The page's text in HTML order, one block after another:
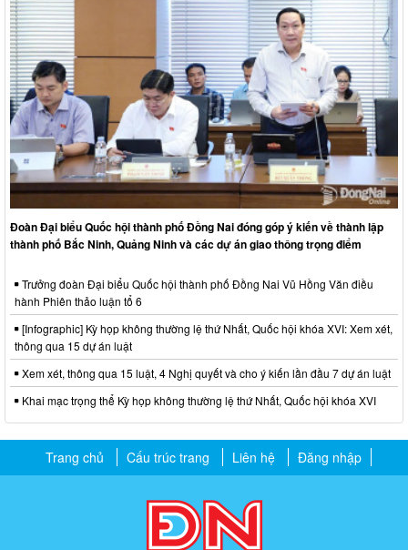
Đoàn Đại biểu Quốc hội thành phố Đồng Nai đóng góp ý kiến về thành lập
thành phố Bắc Ninh, Quảng Ninh và các dự án giao thông trọng điểm
Trưởng đoàn Đại biểu Quốc hội thành phố Đồng Nai Vũ Hồng Văn điều
hành Phiên thảo luận tổ 6
[Infographic] Kỳ họp không thường lệ thứ Nhất, Quốc hội khóa XVI: Xem xét,
thông qua 15 dự án luật
Xem xét, thông qua 15 luật, 4 Nghị quyết và cho ý kiến lần đầu 7 dự án luật
Khai mạc trọng thể Kỳ họp không thường lệ thứ Nhất, Quốc hội khóa XVI
Trang chủ Cấu trúc trang Liên hệ Đăng nhập